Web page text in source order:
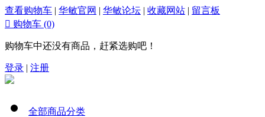
查看购物车 | 华敏官网 | 华敏论坛 | 收藏网站 | 留言板
 购物车 (0)
购物车中还没有商品，赶紧选购吧！
登录 | 注册
全部商品分类